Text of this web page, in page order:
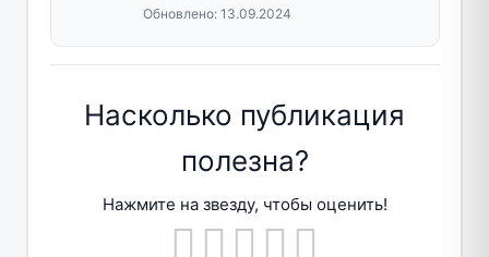
Обновлено: 13.09.2024
Насколько публикация
полезна?
Нажмите на звезду, чтобы оценить!